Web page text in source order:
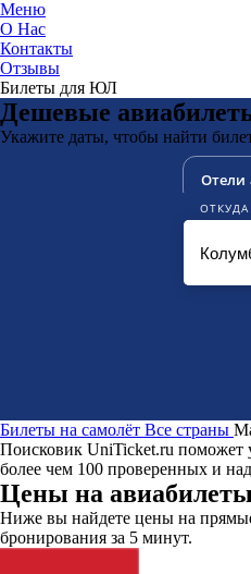
Меню
О Нас
Контакты
Отзывы
Билеты для ЮЛ
Дешевые
Укажите даты, чтобы найти
Отели
ОТКУДА
Билеты на самолёт Все страны
Поисковик UniTicket.ru поможет
более чем 100 проверенных и
Цены на
Ниже вы найдете цены на
бронирования за 5 минут.